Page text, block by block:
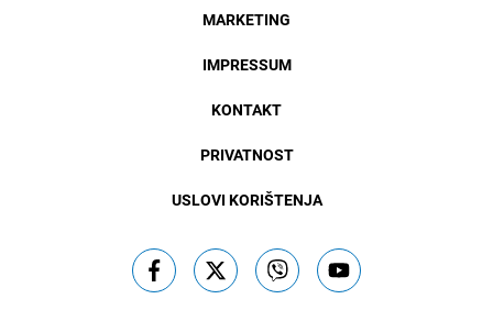
MARKETING
IMPRESSUM
KONTAKT
PRIVATNOST
USLOVI KORIŠTENJA